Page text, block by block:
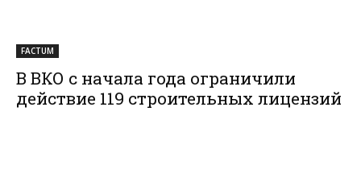
FACTUM
В ВКО с начала года ограничили
действие 119 строительных лицензий